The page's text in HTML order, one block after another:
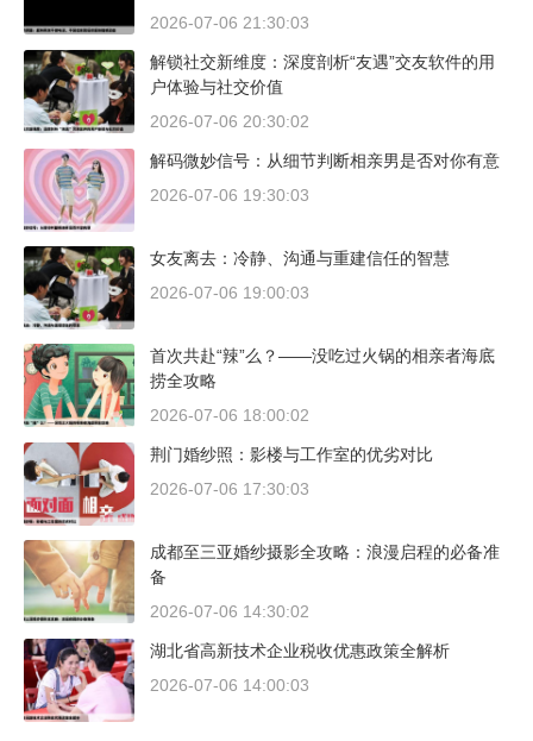
2026-07-06 21:30:03
解锁社交新维度：深度剖析“友遇”交友软件的用
户体验与社交价值
2026-07-06 20:30:02
解码微妙信号：从细节判断相亲男是否对你有意
2026-07-06 19:30:03
女友离去：冷静、沟通与重建信任的智慧
2026-07-06 19:00:03
首次共赴“辣”么？——没吃过火锅的相亲者海底
捞全攻略
2026-07-06 18:00:02
荆门婚纱照：影楼与工作室的优劣对比
2026-07-06 17:30:03
成都至三亚婚纱摄影全攻略：浪漫启程的必备准
备
2026-07-06 14:30:02
湖北省高新技术企业税收优惠政策全解析
2026-07-06 14:00:03